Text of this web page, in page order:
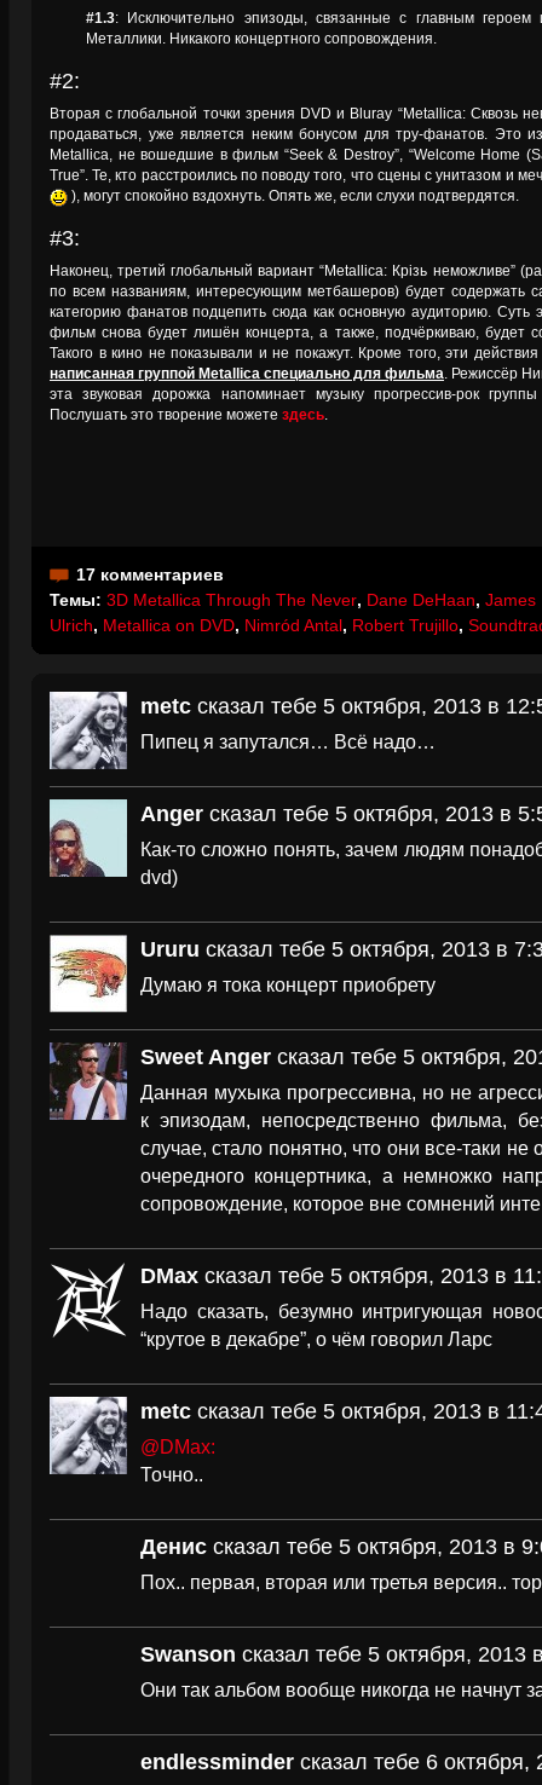
#1.3: Исключительно эпизоды, связанные с главным героем
Металлики. Никакого концертного сопровождения.
#2:
Вторая с глобальной точки зрения DVD и Bluray “Metallica: Сквозь
продаваться, уже является неким бонусом для тру-фанатов. Это
Metallica, не вошедшие в фильм “Seek & Destroy”, “Welcome Home
True”. Те, кто расстроились по поводу того, что сцены с унитазом и
), могут спокойно вздохнуть. Опять же, если слухи подтвердятся.
#3:
Наконец, третий глобальный вариант “Metallica: Крізь неможливе”
по всем названиям, интересующим метбашеров) будет содержать
категорию фанатов подцепить сюда как основную аудиторию. Суть
фильм снова будет лишён концерта, а также, подчёркиваю, будет
Такого в кино не показывали и не покажут. Кроме того, эти
написанная группой Metallica специально для фильма. Режиссёр
эта звуковая дорожка напоминает музыку прогрессив-рок
Послушать это творение можете здесь.
17 комментариев
Темы: 3D Metallica Through The Never, Dane DeHaan, James
Ulrich, Metallica on DVD, Nimród Antal, Robert Trujillo,
metc сказал тебе 5 октября, 2013 в
Пипец я запутался… Всё надо…
Anger сказал тебе 5 октября, 2013 в
Как-то сложно понять, зачем людям
dvd)
Ururu сказал тебе 5 октября, 2013 в
Думаю я тока концерт приобрету
Sweet Anger сказал тебе 5 октября,
Данная мухыка прогрессивна, но не
к эпизодам, непосредственно фильма,
случае, стало понятно, что они все-таки не
очередного концертника, а немножко
сопровождение, которое вне сомнений
DMax сказал тебе 5 октября, 2013 в
Надо сказать, безумно интригующая
“крутое в декабре”, о чём говорил Ларс
metc сказал тебе 5 октября, 2013 в
@DMax:
Точно..
Денис сказал тебе 5 октября, 2013 в
Пох.. первая, вторая или третья версия..
Swanson сказал тебе 5 октября, 2013
Они так альбом вообще никогда не начнут
endlessminder сказал тебе 6